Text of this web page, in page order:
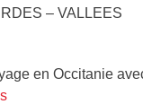
– VALLEES
en Occitanie